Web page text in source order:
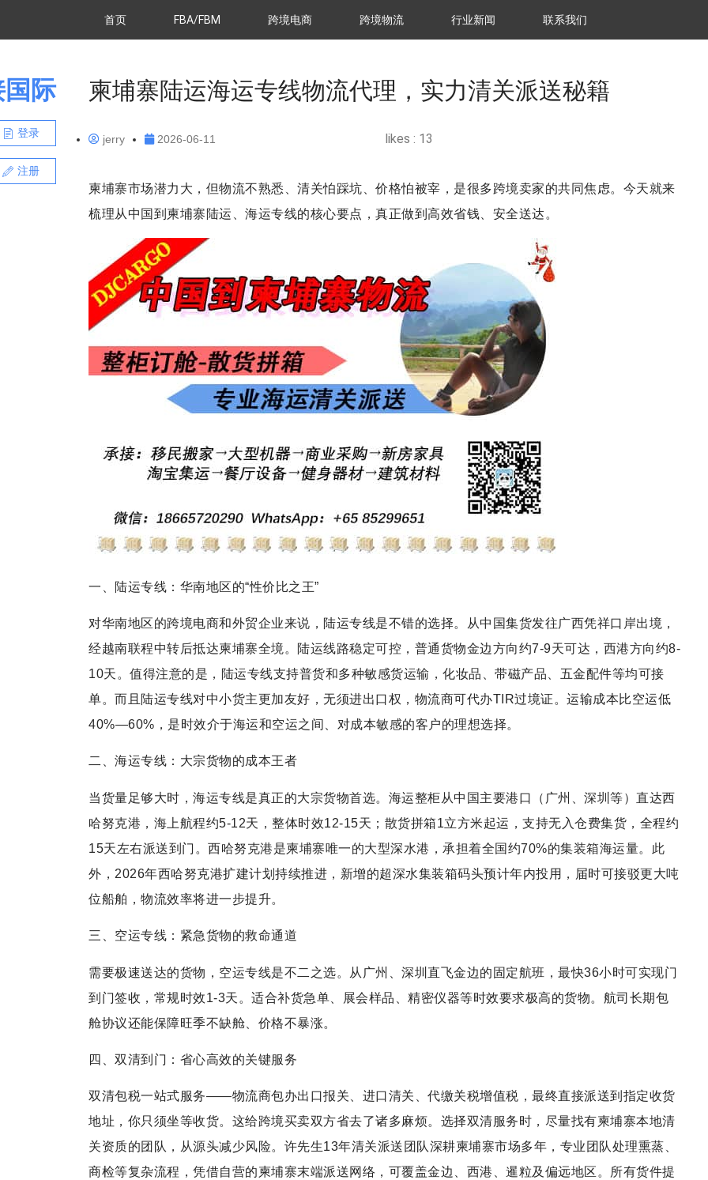
首页 FBA/FBM 跨境电商 跨境物流 行业新闻 联系我们
际
登录
注册
柬埔寨陆运海运专线物流代理，实力清关派送秘籍
jerry 2026-06-11 likes : 13
柬埔寨市场潜力大，但物流不熟悉、清关怕踩坑、价格怕被宰，是很多跨境卖家的共同焦虑。今天就来
梳理从中国到柬埔寨陆运、海运专线的核心要点，真正做到高效省钱、安全送达。
一、陆运专线：华南地区的“性价比之王”
对华南地区的跨境电商和外贸企业来说，陆运专线是不错的选择。从中国集货发往广西凭祥口岸出境，
经越南联程中转后抵达柬埔寨全境。陆运线路稳定可控，普通货物金边方向约7-9天可达，西港方向约8-
10天。值得注意的是，陆运专线支持普货和多种敏感货运输，化妆品、带磁产品、五金配件等均可接
单。而且陆运专线对中小货主更加友好，无须进出口权，物流商可代办TIR过境证。运输成本比空运低
40%—60%，是时效介于海运和空运之间、对成本敏感的客户的理想选择。
二、海运专线：大宗货物的成本王者
当货量足够大时，海运专线是真正的大宗货物首选。海运整柜从中国主要港口（广州、深圳等）直达西
哈努克港，海上航程约5-12天，整体时效12-15天；散货拼箱1立方米起运，支持无入仓费集货，全程约
15天左右派送到门。西哈努克港是柬埔寨唯一的大型深水港，承担着全国约70%的集装箱海运量。此
外，2026年西哈努克港扩建计划持续推进，新增的超深水集装箱码头预计年内投用，届时可接驳更大吨
位船舶，物流效率将进一步提升。
三、空运专线：紧急货物的救命通道
需要极速送达的货物，空运专线是不二之选。从广州、深圳直飞金边的固定航班，最快36小时可实现门
到门签收，常规时效1-3天。适合补货急单、展会样品、精密仪器等时效要求极高的货物。航司长期包
舱协议还能保障旺季不缺舱、价格不暴涨。
四、双清到门：省心高效的关键服务
双清包税一站式服务——物流商包办出口报关、进口清关、代缴关税增值税，最终直接派送到指定收货
地址，你只须坐等收货。这给跨境买卖双方省去了诸多麻烦。选择双清服务时，尽量找有柬埔寨本地清
关资质的团队，从源头减少风险。许先生13年清关派送团队深耕柬埔寨市场多年，专业团队处理熏蒸、
商检等复杂流程，凭借自营的柬埔寨末端派送网络，可覆盖金边、西港、暹粒及偏远地区。所有货件提